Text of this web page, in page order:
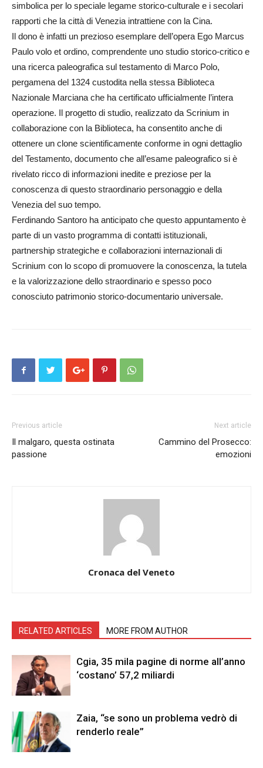
simbolica per lo speciale legame storico-culturale e i secolari
rapporti che la città di Venezia intrattiene con la Cina.
Il dono è infatti un prezioso esemplare dell’opera Ego Marcus
Paulo volo et ordino, comprendente uno studio storico-critico e
una ricerca paleografica sul testamento di Marco Polo,
pergamena del 1324 custodita nella stessa Biblioteca
Nazionale Marciana che ha certificato ufficialmente l’intera
operazione. Il progetto di studio, realizzato da Scrinium in
collaborazione con la Biblioteca, ha consentito anche di
ottenere un clone scientificamente conforme in ogni dettaglio
del Testamento, documento che all’esame paleografico si è
rivelato ricco di informazioni inedite e preziose per la
conoscenza di questo straordinario personaggio e della
Venezia del suo tempo.
Ferdinando Santoro ha anticipato che questo appuntamento è
parte di un vasto programma di contatti istituzionali,
partnership strategiche e collaborazioni internazionali di
Scrinium con lo scopo di promuovere la conoscenza, la tutela
e la valorizzazione dello straordinario e spesso poco
conosciuto patrimonio storico-documentario universale.
Previous article
Il malgaro, questa ostinata
passione
Next article
Cammino del Prosecco:
emozioni
Cronaca del Veneto
RELATED ARTICLES MORE FROM AUTHOR
Cgia, 35 mila pagine di norme all’anno
‘costano’ 57,2 miliardi
Zaia, “se sono un problema vedrò di
renderlo reale”